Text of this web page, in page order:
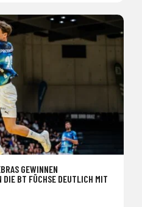
GEWINNEN
DIE BT FÜCHSE DEUTLICH MIT